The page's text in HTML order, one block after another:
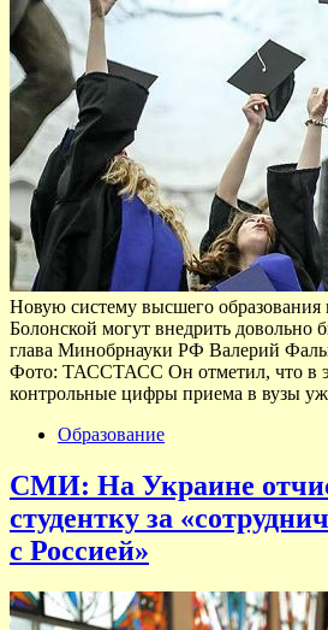
Новую систему высшего образования
Болонской могут внедрить довольно
глава Минобрнауки РФ Валерий
Фото: ТАССТАСС Он отметил, что в
контрольные цифры приема в вузы
Образование
СМИ: На Украине
студентку за
с Россией»